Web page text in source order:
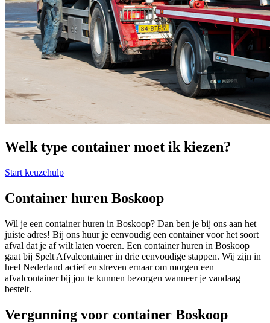
Welk type container moet ik kiezen?
Start keuzehulp
Container huren Boskoop
Wil je een container huren in Boskoop? Dan ben je bij ons aan het
juiste adres! Bij ons huur je eenvoudig een container voor het soort
afval dat je af wilt laten voeren. Een container huren in Boskoop
gaat bij Spelt Afvalcontainer in drie eenvoudige stappen. Wij zijn in
heel Nederland actief en streven ernaar om morgen een
afvalcontainer bij jou te kunnen bezorgen wanneer je vandaag
bestelt.
Vergunning voor container Boskoop